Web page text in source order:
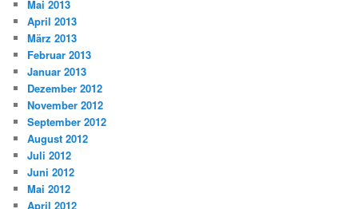
Mai 2013
April 2013
März 2013
Februar 2013
Januar 2013
Dezember 2012
November 2012
September 2012
August 2012
Juli 2012
Juni 2012
Mai 2012
April 2012